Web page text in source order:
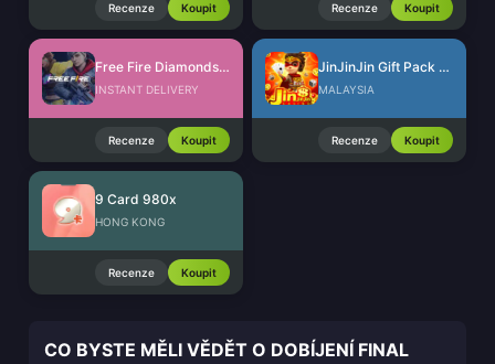
Recenze Koupit Recenze Koupit
Free Fire Diamonds EU + TR
INSTANT DELIVERY
Recenze Koupit
JinJinJin Gift Pack Redeem Code
MALAYSIA
Recenze Koupit
9 Card 980x
HONG KONG
Recenze Koupit
CO BYSTE MĚLI VĚDĚT O DOBÍJENÍ FINAL